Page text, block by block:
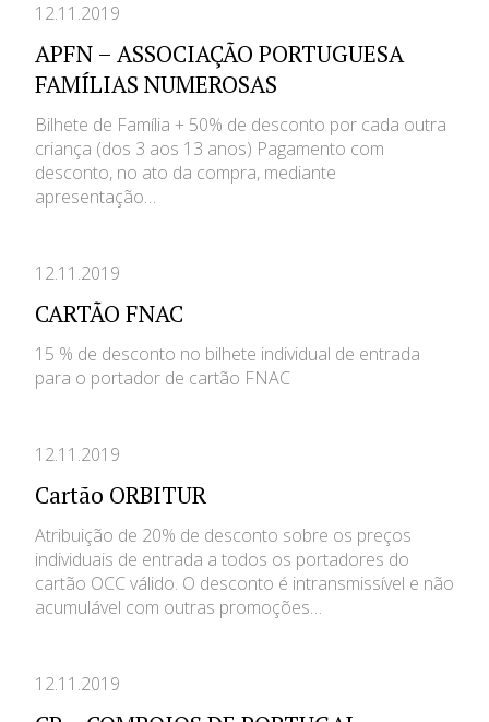
12.11.2019
APFN – ASSOCIAÇÃO PORTUGUESA
FAMÍLIAS NUMEROSAS
Bilhete de Família + 50% de desconto por cada outra
criança (dos 3 aos 13 anos) Pagamento com
desconto, no ato da compra, mediante
apresentação…
12.11.2019
CARTÃO FNAC
15 % de desconto no bilhete individual de entrada
para o portador de cartão FNAC
12.11.2019
Cartão ORBITUR
Atribuição de 20% de desconto sobre os preços
individuais de entrada a todos os portadores do
cartão OCC válido. O desconto é intransmissível e não
acumulável com outras promoções…
12.11.2019